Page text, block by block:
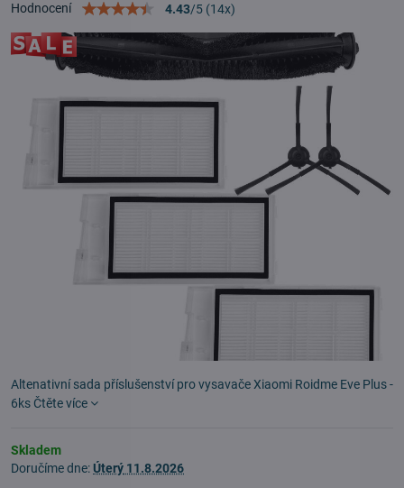
Hodnocení 4.43/5 (14x)
Altenativní sada příslušenství pro vysavače Xiaomi Roidme Eve Plus -
6ks Čtěte více
Skladem
Doručíme dne:Úterý 11.8.2026